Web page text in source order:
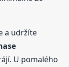
a udržíte
U pomalého